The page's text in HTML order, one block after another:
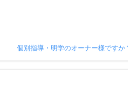
個別指導・明学のオーナー様ですか